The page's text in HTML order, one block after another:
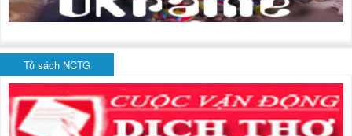
Tủ sách NCTG